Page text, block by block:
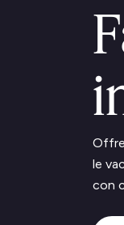
le
con